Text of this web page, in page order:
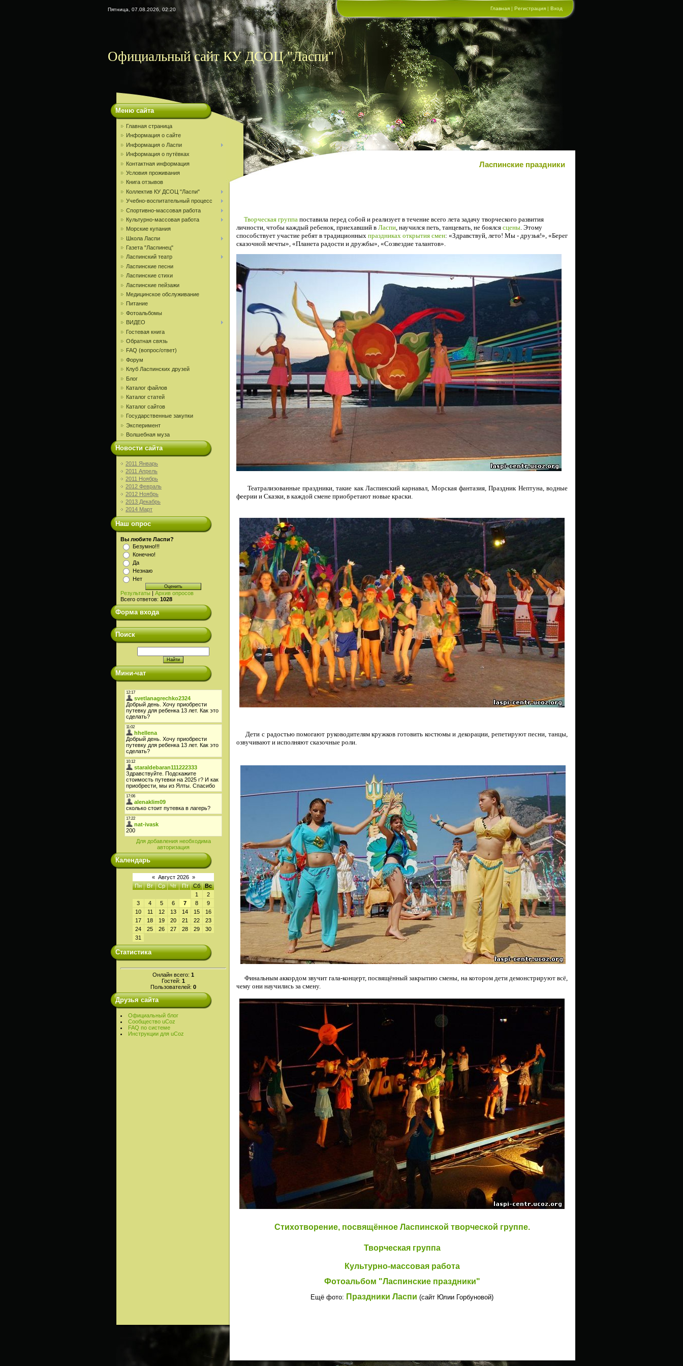
Пятница, 07.08.2026, 02:20 Главная | Регистрация | Вход
Официальный сайт КУ ДСОЦ "Ласпи"
Меню сайта
Главная страница
Информация о сайте
Информация о Ласпи
Информация о путёвках
Контактная информация
Условия проживания
Книга отзывов
Коллектив КУ ДСОЦ "Ласпи"
Учебно-воспитательный процесс
Спортивно-массовая работа
Культурно-массовая работа
Морские купания
Школа Ласпи
Газета "Ласпинец"
Ласпинский театр
Ласпинские песни
Ласпинские стихи
Ласпинские пейзажи
Медицинское обслуживание
Питание
Фотоальбомы
ВИДЕО
Гостевая книга
Обратная связь
FAQ (вопрос/ответ)
Форум
Клуб Ласпинских друзей
Блог
Каталог файлов
Каталог статей
Каталог сайтов
Государственные закупки
Эксперимент
Волшебная муза
Новости сайта
2011 Январь
2011 Апрель
2011 Ноябрь
2012 Февраль
2012 Ноябрь
2013 Декабрь
2014 Март
Наш опрос
Вы любите Ласпи?
Безумно!!!
Конечно!
Да
Незнаю
Нет
Результаты
Архив опросов
Всего ответов: 1028
Форма входа
Поиск
Мини-чат
Для добавления необходима
авторизация
Календарь
« Август 2026 »
Пн
Вт Ср Чт Пт Сб
Вс
1
2
3
4 5 6 7 8
9
10
11 12 13 14 15
16
17
18 19 20 21 22
23
24
25 26 27 28 29
30
31
Статистика
Онлайн всего: 1
Гостей: 1
Пользователей: 0
Друзья сайта
Официальный блог
Сообщество uCoz
FAQ по системе
Инструкции для uCoz
Ласпинские праздники
Творческая группа поставила перед собой и реализует в течение всего лета задачу творческого развития
личности, чтобы каждый ребенок, приехавший в Ласпи , научился петь, танцевать, не боялся сцены . Этому
способствует участие ребят в традиционных праздниках открытия смен: «Здравствуй, лето! Мы - друзья!», «Берег
сказочной мечты», «Планета радости и дружбы», «Созвездие талантов».
Театрализованные праздники, такие как Ласпинский карнавал, Морская фантазия, Праздник Нептуна, водные
феерии и Сказки, в каждой смене приобретают новые краски.
Дети с радостью помогают руководителям кружков готовить костюмы и декорации, репетируют песни, танцы,
озвучивают и исполняют сказочные роли.
Финальным аккордом звучит гала-концерт, посвящённый закрытию смены, на котором дети демонстрируют всё,
чему они научились за смену.
Стихотворение, посвящённое Ласпинской творческой группе.
Творческая группа
Культурно-массовая работа
Фотоальбом "Ласпинские праздники"
Ещё фото: Праздники Ласпи (сайт Юлии Горбуновой)